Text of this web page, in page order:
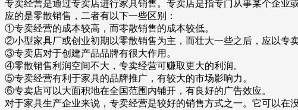
专卖经营是通过专卖店进行家具销售。专卖店是指专门从事某个企
应的是零散销售，二者有以下一些区别：
①专卖经营的成本较高，而零散销售的成本较低。
②小型家具厂或创业初期以零散销售为主，而壮大一些之后，应以专卖
③专卖店对于创建产品品牌有很大作用。
④零散销售利润空间不大，专卖经营可赚取更大的利润。
⑤专卖经营有利于家具的品牌推广，有较大的市场影响力。
⑥专卖店可以大面积地在全国范围内铺开，有良好的广告效应。
对于家具生产企业来说，专卖经营是较好的销售方式之一。它可以在